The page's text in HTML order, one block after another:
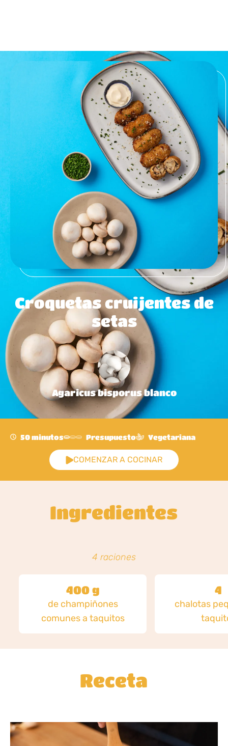
Croquetas cruijentes de
setas
Agaricus bisporus blanco
50 minutos Presupuesto Vegetariana
COMENZAR A COCINAR
Ingredientes
4 raciones
400 g
de champiñones
comunes a taquitos
4
chalotas
Receta